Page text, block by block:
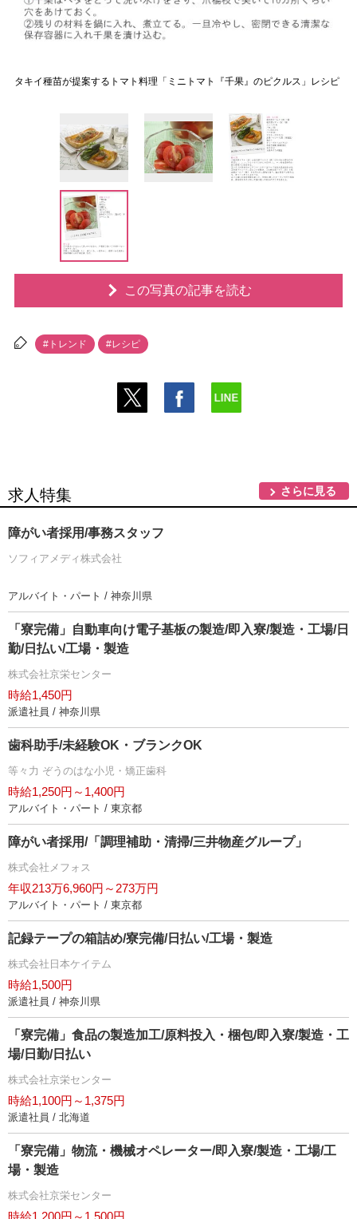
タキイ種苗が提案するトマト料理「ミニトマト『千果』のピクルス」レシピ
この写真の記事を読む
#トレンド #レシピ
求人特集 さらに見る
障がい者採用/事務スタッフ
ソフィアメディ株式会社
アルバイト・パート / 神奈川県
「寮完備」自動車向け電子基板の製造/即入寮/製造・工場/日
勤/日払い/工場・製造
株式会社京栄センター
時給1,450円
派遣社員 / 神奈川県
歯科助手/未経験OK・ブランクOK
等々力 ぞうのはな小児・矯正歯科
時給1,250円～1,400円
アルバイト・パート / 東京都
障がい者採用/「調理補助・清掃/三井物産グループ」
株式会社メフォス
年収213万6,960円～273万円
アルバイト・パート / 東京都
記録テープの箱詰め/寮完備/日払い/工場・製造
株式会社日本ケイテム
時給1,500円
派遣社員 / 神奈川県
「寮完備」食品の製造加工/原料投入・梱包/即入寮/製造・工
場/日勤/日払い
株式会社京栄センター
時給1,100円～1,375円
派遣社員 / 北海道
「寮完備」物流・機械オペレーター/即入寮/製造・工場/工
場・製造
株式会社京栄センター